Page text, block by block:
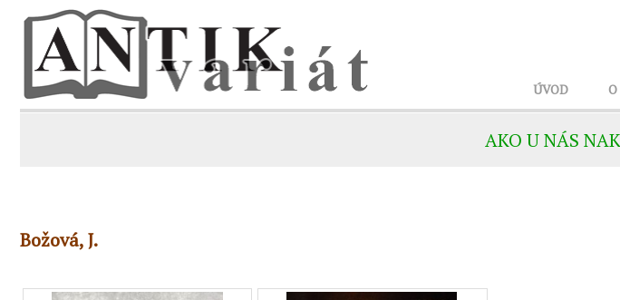
ÚVOD
AKO U NÁS
Božová, J.